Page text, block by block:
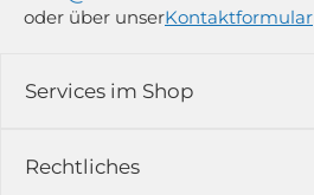
Rechtliches
Services im Shop
Versandkosten
oder über unserKontaktformular